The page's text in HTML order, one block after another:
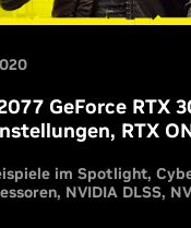
GeForce RTX
RTX
im Spotlight
NVIDIA DLSS